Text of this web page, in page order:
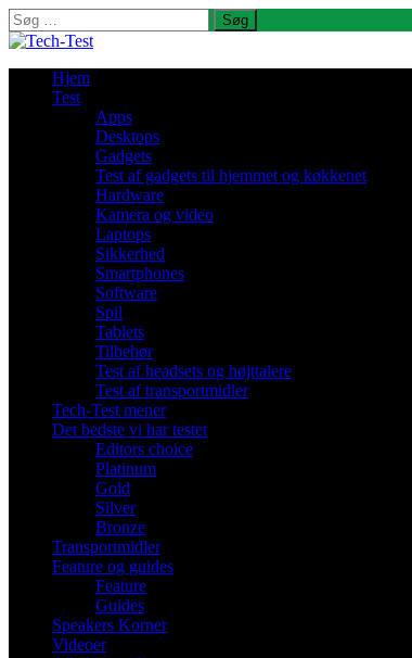
Søg
efter:
Hjem
Test
Apps
Desktops
Gadgets
Test af gadgets til hjemmet og køkkenet
Hardware
Kamera og video
Laptops
Sikkerhed
Smartphones
Software
Spil
Tablets
Tilbehør
Test af headsets og højttalere
Test af transportmidler
Tech-Test mener
Det bedste vi har testet
Editors choice
Platinum
Gold
Silver
Bronze
Transportmidler
Feature og guides
Feature
Guides
Speakers Korner
Videoer